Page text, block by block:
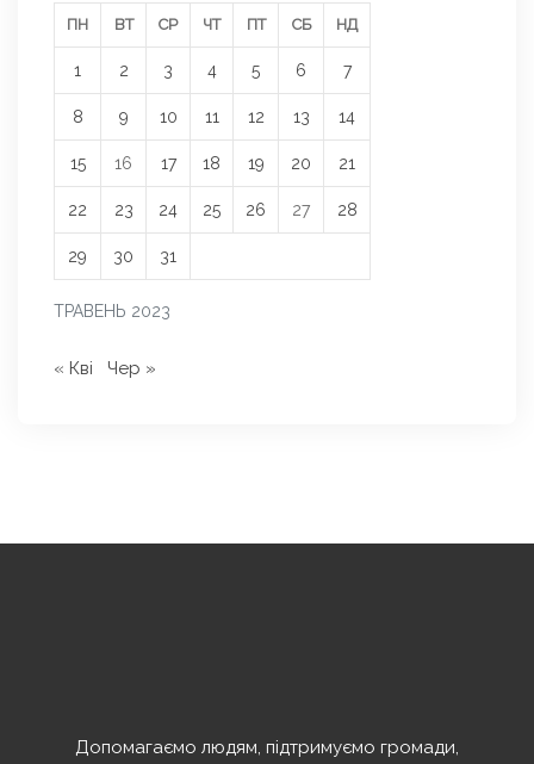
ТРАВЕНЬ 2023
ПН ВТ СР ЧТ ПТ СБ НД
1 2 3 4 5 6 7
8 9 10 11 12 13 14
15 16 17 18 19 20 21
22 23 24 25 26 27 28
29 30 31
« Кві Чер »
Допомагаємо людям, підтримуємо громади,